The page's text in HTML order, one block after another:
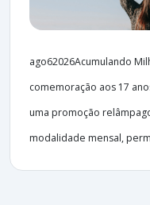
ago62026Acumulando
comemoração aos 17
uma promoção
modalidade mensal,